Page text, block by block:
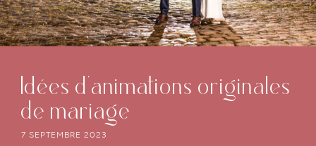
Idées d’animations originales
de mariage
7 SEPTEMBRE 2023